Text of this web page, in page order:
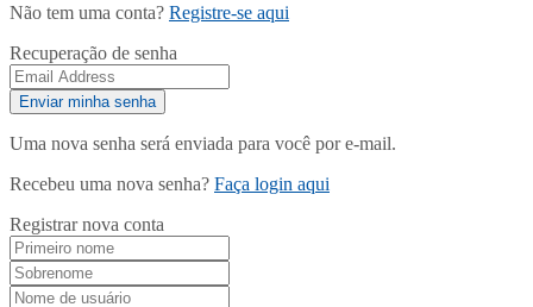
Não tem uma conta? Registre-se aqui
Recuperação de senha
Uma nova senha será enviada para você por e-mail.
Recebeu uma nova senha? Faça login aqui
Registrar nova conta